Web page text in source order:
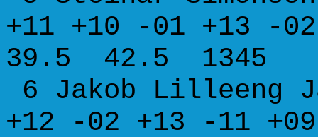
+11 +10 -01 +13
39.5 42.5 1345
6 Jakob Lilleeng
+12 -02 +13 -